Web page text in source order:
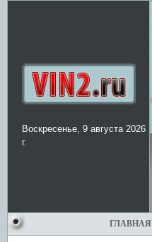
Воскресенье, 9 августа 2026
г.
ГЛАВНАЯ